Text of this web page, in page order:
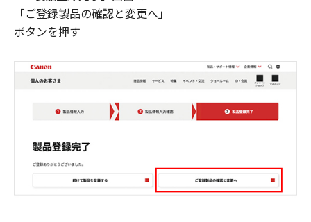
「ご登録製品の確認と変更へ」
ボタンを押す